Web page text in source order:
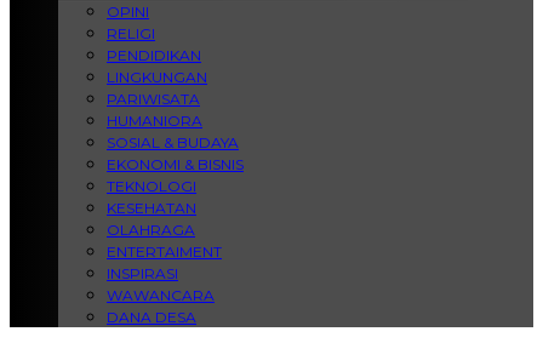
OPINI
RELIGI
PENDIDIKAN
LINGKUNGAN
PARIWISATA
HUMANIORA
SOSIAL & BUDAYA
EKONOMI & BISNIS
TEKNOLOGI
KESEHATAN
OLAHRAGA
ENTERTAIMENT
INSPIRASI
WAWANCARA
DANA DESA